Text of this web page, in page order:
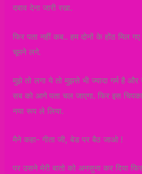
दबाव देना जारी रखा.
फिर पता नहीं कब.. हम दोनों के होंठ मिल
चूमने लगे.
मुझे तो लगा ये तो मुझसे भी ज्यादा गर्म है
सब को आगे पता चल जाएगा. फिर इस
नया रूप ले लिया.
मैने कहा- गीता जी, बेड पर बैठ जाओ !
पर उसने मेरी बातो को अनसुना कर दिया